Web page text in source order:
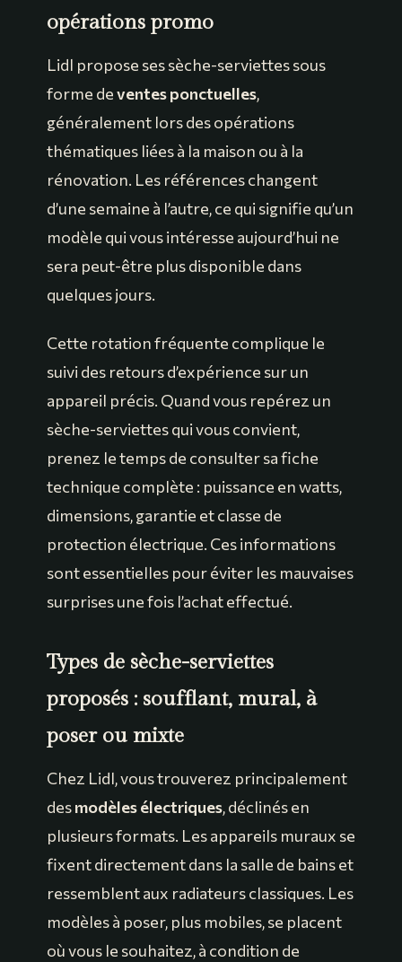
opérations promo
Lidl propose ses sèche-serviettes sous
forme deventes ponctuelles,
généralement lors des opérations
thématiques liées à la maison ou à la
rénovation. Les références changent
d’une semaine à l’autre, ce qui signifie qu’un
modèle qui vous intéresse aujourd’hui ne
sera peut-être plus disponible dans
quelques jours.
Cette rotation fréquente complique le
suivi des retours d’expérience sur un
appareil précis. Quand vous repérez un
sèche-serviettes qui vous convient,
prenez le temps de consulter sa fiche
technique complète : puissance en watts,
dimensions, garantie et classe de
protection électrique. Ces informations
sont essentielles pour éviter les mauvaises
surprises une fois l’achat effectué.
Types de sèche-serviettes
proposés : soufflant, mural, à
poser ou mixte
Chez Lidl, vous trouverez principalement
desmodèles électriques, déclinés en
plusieurs formats. Les appareils muraux se
fixent directement dans la salle de bains et
ressemblent aux radiateurs classiques. Les
modèles à poser, plus mobiles, se placent
où vous le souhaitez, à condition de